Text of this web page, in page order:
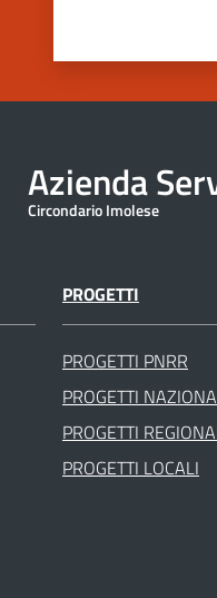
Azienda
Circondario Imolese
PROGETTI
PROGETTI PNRR
PROGETTI
PROGETTI
PROGETTI LOCALI